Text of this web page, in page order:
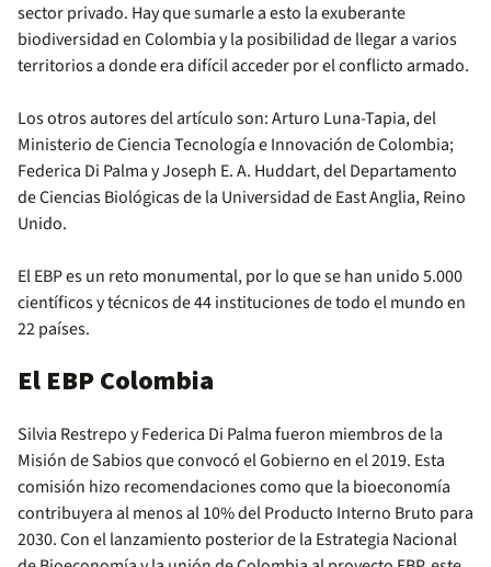
sector privado. Hay que sumarle a esto la exuberante
biodiversidad en Colombia y la posibilidad de llegar a varios
territorios a donde era difícil acceder por el conflicto armado.
Los otros autores del artículo son: Arturo Luna-Tapia, del
Ministerio de Ciencia Tecnología e Innovación de Colombia;
Federica Di Palma y Joseph E. A. Huddart, del Departamento
de Ciencias Biológicas de la Universidad de East Anglia, Reino
Unido.
El EBP es un reto monumental, por lo que se han unido 5.000
científicos y técnicos de 44 instituciones de todo el mundo en
22 países.
El EBP Colombia
Silvia Restrepo y Federica Di Palma fueron miembros de la
Misión de Sabios que convocó el Gobierno en el 2019. Esta
comisión hizo recomendaciones como que la bioeconomía
contribuyera al menos al 10% del Producto Interno Bruto para
2030. Con el lanzamiento posterior de la Estrategia Nacional